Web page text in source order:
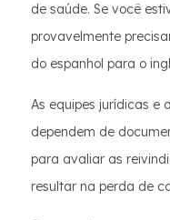
de saúde. Se você
provavelmente
do espanhol para o
As equipes jurídicas e
dependem de
para avaliar as
resultar na perda de